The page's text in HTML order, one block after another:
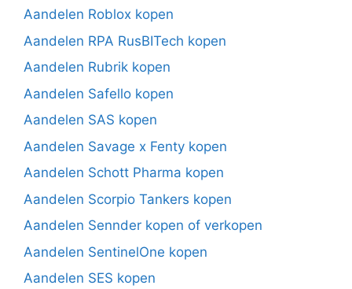
Aandelen Roblox kopen
Aandelen RPA RusBITech kopen
Aandelen Rubrik kopen
Aandelen Safello kopen
Aandelen SAS kopen
Aandelen Savage x Fenty kopen
Aandelen Schott Pharma kopen
Aandelen Scorpio Tankers kopen
Aandelen Sennder kopen of verkopen
Aandelen SentinelOne kopen
Aandelen SES kopen